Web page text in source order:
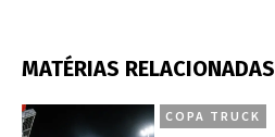
MATÉRIAS RELACIONADAS
COPA TRUCK